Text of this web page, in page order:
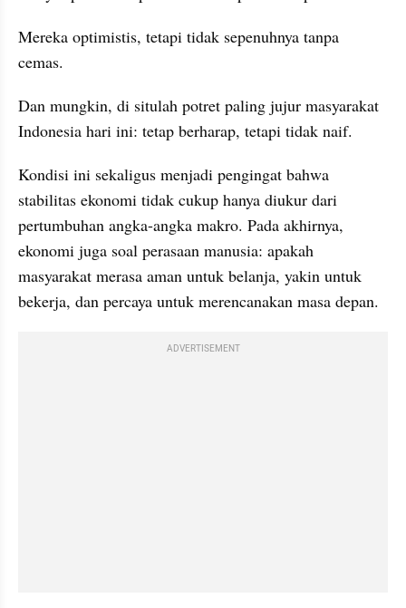
Mereka optimistis, tetapi tidak sepenuhnya tanpa
cemas.
Dan mungkin, di situlah potret paling jujur masyarakat
Indonesia hari ini: tetap berharap, tetapi tidak naif.
Kondisi ini sekaligus menjadi pengingat bahwa
stabilitas ekonomi tidak cukup hanya diukur dari
pertumbuhan angka-angka makro. Pada akhirnya,
ekonomi juga soal perasaan manusia: apakah
masyarakat merasa aman untuk belanja, yakin untuk
bekerja, dan percaya untuk merencanakan masa depan.
ADVERTISEMENT